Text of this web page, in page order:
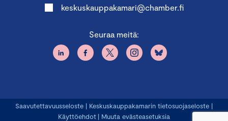
keskuskauppakamari@chamber.fi
Seuraa meitä:
Saavutettavuusseloste | Keskuskauppakamarin tietosuojaseloste |
Käyttöehdot | Muuta evästeasetuksia